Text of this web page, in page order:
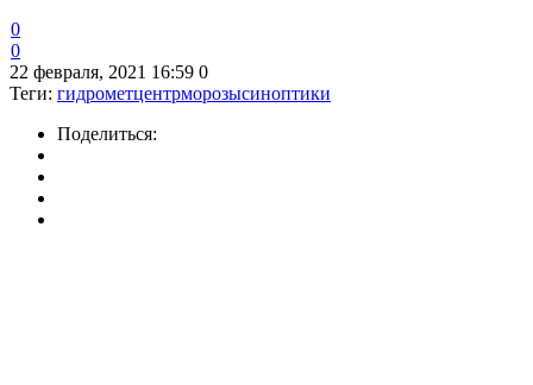
0
0
22 февраля, 2021 16:59 0
Теги: гидрометцентрморозысиноптики
Поделиться: